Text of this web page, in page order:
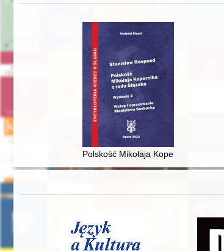
Polskość Mikołaja Kopernika z rodu